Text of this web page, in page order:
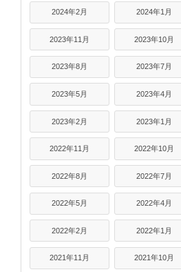
2024年2月 2024年1月
2023年11月 2023年10月
2023年8月 2023年7月
2023年5月 2023年4月
2023年2月 2023年1月
2022年11月 2022年10月
2022年8月 2022年7月
2022年5月 2022年4月
2022年2月 2022年1月
2021年11月 2021年10月